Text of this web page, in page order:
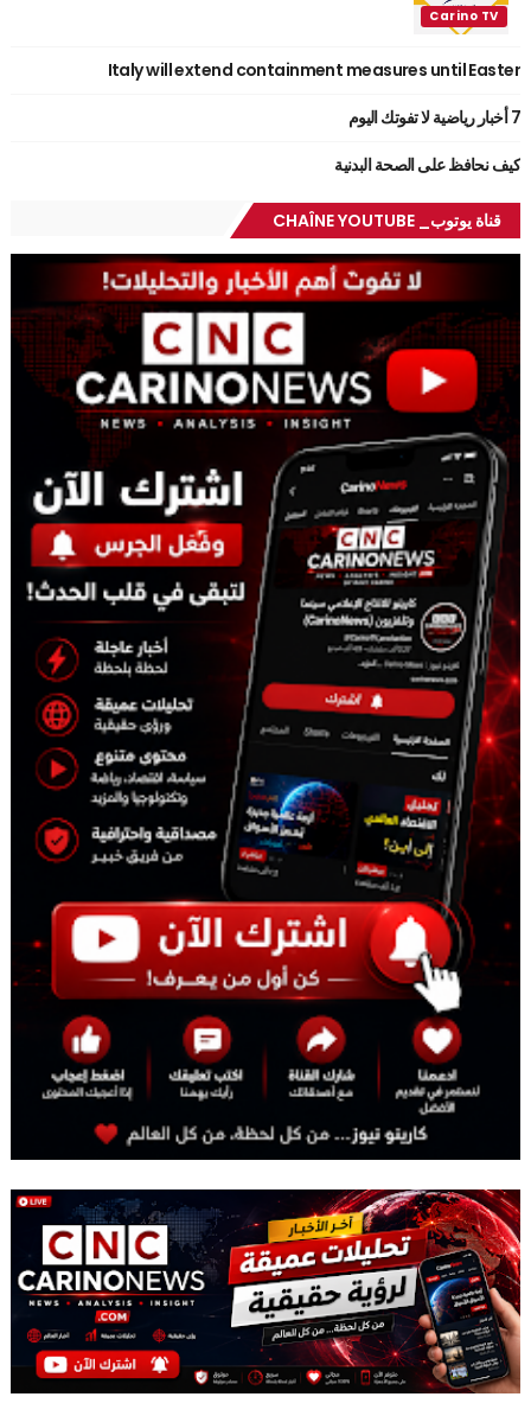
Italy will extend containment measures until Easter
7 أخبار رياضية لا تفوتك اليوم
كيف نحافظ على الصحة البدنية
قناة يوتوب_ CHAÎNE YOUTUBE